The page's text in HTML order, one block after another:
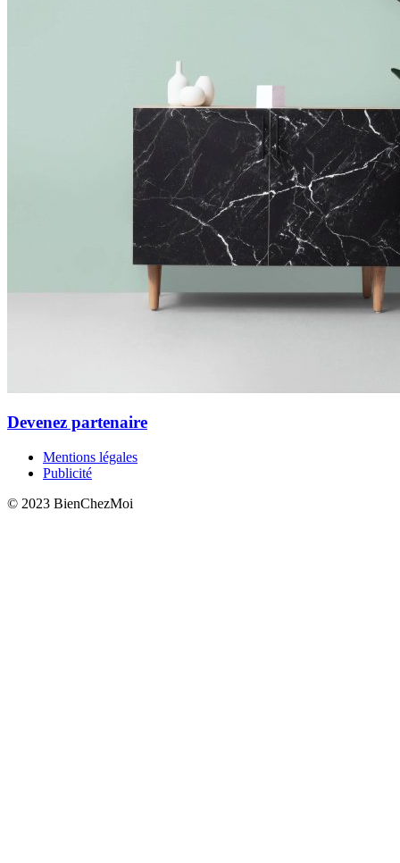
Devenez partenaire
Mentions légales
Publicité
© 2023 BienChezMoi